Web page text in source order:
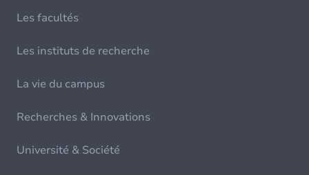
Les facultés
Les instituts de recherche
La vie du campus
Recherches & Innovations
Université & Société